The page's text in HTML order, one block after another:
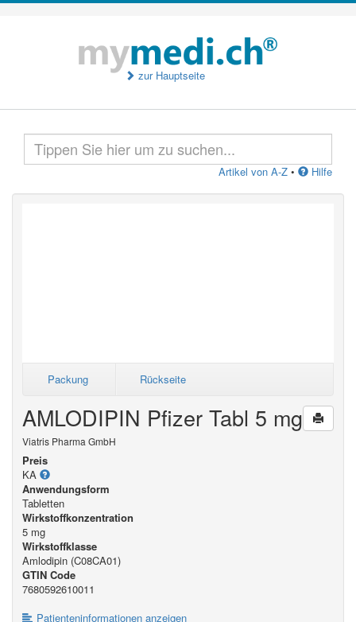
zur Hauptseite
Artikel von A-Z • Hilfe
Packung Rückseite
AMLODIPIN Pfizer Tabl 5 mg
Viatris Pharma GmbH
Preis
KA
Anwendungsform
Tabletten
Wirkstoffkonzentration
5 mg
Wirkstoffklasse
Amlodipin (C08CA01)
GTIN Code
7680592610011
Patienteninformationen anzeigen